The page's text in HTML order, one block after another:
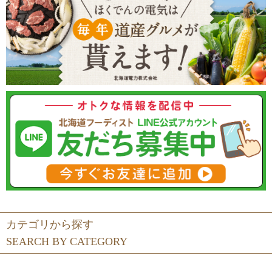
SEARCH BY CATEGORY
カテゴリから探す